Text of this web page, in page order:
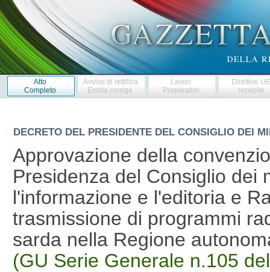
Atto
Completo
Avviso di rettifica
Errata corrige
Lavori
Preparatori
Direttive
recepite
DECRETO DEL PRESIDENTE DEL CONSIGLIO DEI
Approvazione della
Presidenza del Consiglio dei
l'informazione e l'editoria e
trasmissione di programmi
sarda nella Regione
(GU Serie Generale n.105